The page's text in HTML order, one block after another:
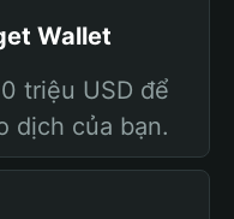
Wallet
triệu USD để
dịch của bạn.